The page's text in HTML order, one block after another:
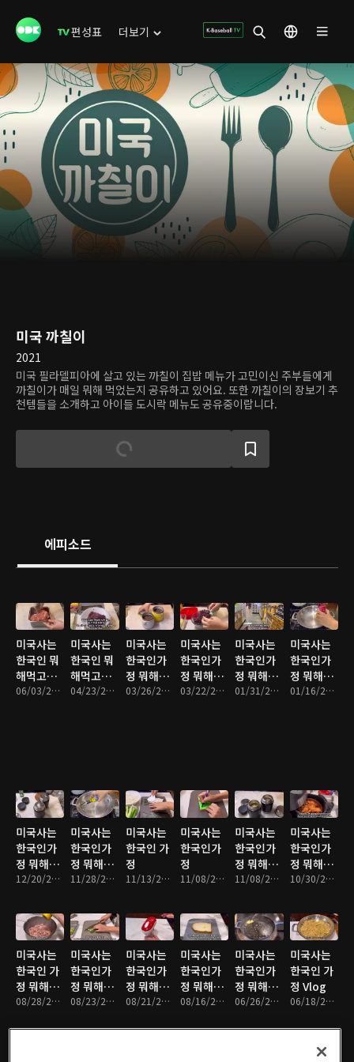
편성표 더보기
미국 까칠이
2021
미국 필라델피아에 살고 있는 까칠이 집밥 메뉴가 고민이신 주부들에게
까칠이가 매일 뭐해 먹었는지 공유하고 있어요. 또한 까칠이의 장보기 추
천템들을 소개하고 아이들 도시락 메뉴도 공유중이랍니다.
에피소드
미국사는
한국인 뭐
해먹고사
나
06/03/2024 • 14분
미국사는
한국인 뭐
해먹고사
나
04/23/2024 • 14분
미국사는
한국인가
정 뭐해먹
고사나 03/26/2024 • 15분
미국사는
한국인가
정 뭐해먹
고사나 03/22/2024 • 19분
미국사는
한국인가
정 뭐해먹
고 사나 01/31/2024 • 13분
미국사는
한국인가
정 뭐해먹
고사나 01/16/2024 • 14분
미국사는
한국인가
정 뭐해먹
고 사나 12/20/2023 • 14분
미국사는
한국인가
정 뭐해먹
고 사나 11/28/2023 • 16분
미국사는
한국인 가
정
11/13/2023 • 11분
미국사는
한국인가
정
11/08/2023 • 12분
미국사는
한국인가
정 뭐해먹
고 사나 11/08/2023 • 11분
미국사는
한국인가
정 뭐해먹
고사나 10/30/2023 • 13분
미국사는
한국인 가
정 뭐해먹
고 사나 08/28/2023 • 13분
미국사는
한국인가
정 뭐해먹
고 사나 08/23/2023 • 12분
미국사는
한국인가
정 뭐해먹
고사나 08/21/2023 • 12분
미국사는
한국인가
정 뭐해먹
고 사나08/16/2023 • 11분
미국사는
한국인가
정 뭐해먹
고 사나 06/26/2023 • 12분
미국사는
한국인 가
정 Vlog
06/18/2023 • 16분